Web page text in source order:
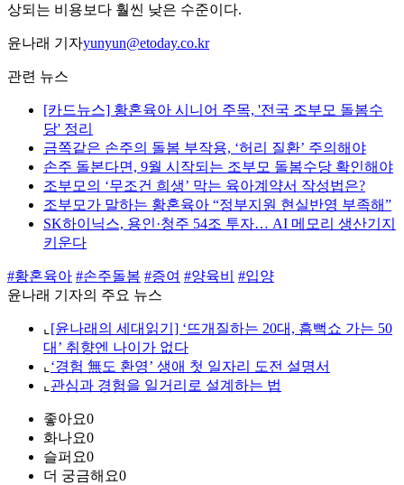
상되는 비용보다 훨씬 낮은 수준이다.
윤나래 기자yunyun@etoday.co.kr
관련 뉴스
[카드뉴스] 황혼육아 시니어 주목, '전국 조부모 돌봄수
당' 정리
금쪽같은 손주의 돌봄 부작용, ‘허리 질환’ 주의해야
손주 돌본다면, 9월 시작되는 조부모 돌봄수당 확인해야
조부모의 ‘무조건 희생’ 막는 육아계약서 작성법은?
조부모가 말하는 황혼육아 “정부지원 현실반영 부족해”
SK하이닉스, 용인·청주 54조 투자… AI 메모리 생산기지
키운다
#황혼육아 #손주돌봄 #증여 #양육비
#입양
윤나래 기자의 주요 뉴스
⌞ [윤나래의 세대읽기] ‘뜨개질하는 20대, 흠뻑쇼 가는 50
대’ 취향엔 나이가 없다
⌞ ‘경험 無도 환영’ 생애 첫 일자리 도전 설명서
⌞ 관심과 경험을 일거리로 설계하는 법
좋아요0
화나요0
슬퍼요0
더 궁금해요0